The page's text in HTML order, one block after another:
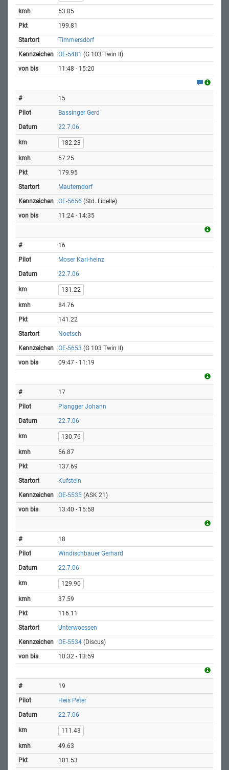
53.05
199.81
Timmersdorf
OE-5481 (G 103 Twin II)
11:48 - 15:20
15
Bassinger Gerd
22.7.06
182.23
57.25
179.95
Mauterndorf
OE-5656 (Std. Libelle)
11:24 - 14:35
16
Moser Karl-heinz
22.7.06
131.22
84.76
141.22
Noetsch
OE-5653 (G 103 Twin II)
09:47 - 11:19
17
Plangger Johann
22.7.06
130.76
56.87
137.69
Kufstein
OE-5535 (ASK 21)
13:40 - 15:58
18
Windischbauer Gerhard
22.7.06
129.90
37.59
116.11
Unterwoessen
OE-5534 (Discus)
10:32 - 13:59
19
Heis Peter
22.7.06
111.43
49.63
101.53